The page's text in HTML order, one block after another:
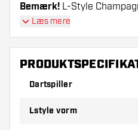
Bemærk! L-Style
Blue - Dart Flights kan kun
shafts eller Nylon shafts
Dartshopper-tip!
Sørg for, at du har
på lager. Disse kan blive
knækket ved brug.
Læs mere
Dartspiller
Lstyle vorm